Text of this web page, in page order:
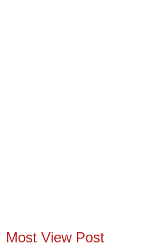
Most View Post